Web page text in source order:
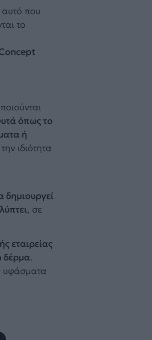
αυτό που
το
όπως το
ή
ιδιότητα
δημιουργεί
, σε
εταιρείας
δέρμα.
υφάσματα